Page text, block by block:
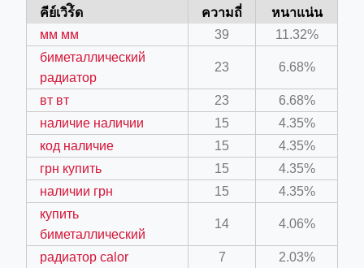
คีย์เวิร์ิด ความถี่
หนาแน่น
мм мм
39
11.32%
биметаллический
радиатор
23 6.68%
вт вт 23
6.68%
наличие наличии
15
4.35%
код наличие
15
4.35%
грн купить
15
4.35%
наличии грн
15
4.35%
купить
биметаллический
14 4.06%
радиатор calor 7
2.03%